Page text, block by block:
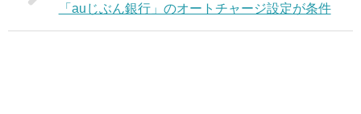
「auじぶん銀行」のオートチャージ設定が条件